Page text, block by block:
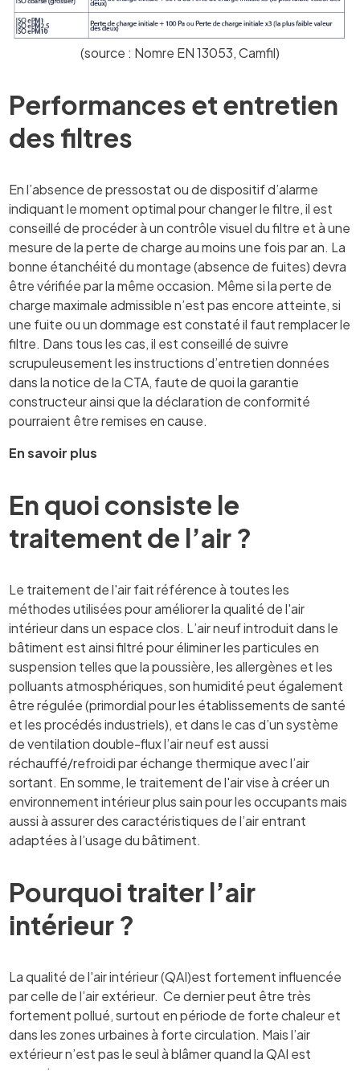
(source : Nomre EN 13053, Camfil)
Performances et entretien
des filtres
En l’absence de pressostat ou de dispositif d’alarme
indiquant le moment optimal pour changer le filtre, il est
conseillé de procéder à un contrôle visuel du filtre et à une
mesure de la perte de charge au moins une fois par an. La
bonne étanchéité du montage (absence de fuites) devra
être vérifiée par la même occasion. Même si la perte de
charge maximale admissible n’est pas encore atteinte, si
une fuite ou un dommage est constaté il faut remplacer le
filtre. Dans tous les cas, il est conseillé de suivre
scrupuleusement les instructions d’entretien données
dans la notice de la CTA, faute de quoi la garantie
constructeur ainsi que la déclaration de conformité
pourraient être remises en cause.
En savoir plus
En quoi consiste le
traitement de l’air ?
Le traitement de l'air fait référence à toutes les
méthodes utilisées pour améliorer la qualité de l'air
intérieur dans un espace clos. L’air neuf introduit dans le
bâtiment est ainsi filtré pour éliminer les particules en
suspension telles que la poussière, les allergènes et les
polluants atmosphériques, son humidité peut également
être régulée (primordial pour les établissements de santé
et les procédés industriels), et dans le cas d’un système
de ventilation double-flux l’air neuf est aussi
réchauffé/refroidi par échange thermique avec l’air
sortant. En somme, le traitement de l'air vise à créer un
environnement intérieur plus sain pour les occupants mais
aussi à assurer des caractéristiques de l’air entrant
adaptées à l’usage du bâtiment.
Pourquoi traiter l’air
intérieur ?
La qualité de l'air intérieur (QAI)est fortement influencée
par celle de l’air extérieur. Ce dernier peut être très
fortement pollué, surtout en période de forte chaleur et
dans les zones urbaines à forte circulation. Mais l’air
extérieur n’est pas le seul à blâmer quand la QAI est